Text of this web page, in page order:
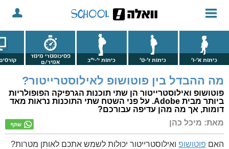
כיתות א'-ו' כיתות ז'-ט' כיתות י'-י"ב
פסיכומטרי מימד
אמיר/ם
מה ההבדל בין פוטושופ לאילוסטרייטור?
פוטושופ ואילוסטרייטור הן שתי תוכנות הגרפיקה הפופולריות
ביותר מבית Adobe. על פני השטח שתי התוכנות נראות מאד
דומות, אך מה מהן עדיפה עבורכם?
מאת: מיכל כהן
האם פוטושופ ואילוסטרייטור יכולות לשמש אתכם לאותן מטרות?